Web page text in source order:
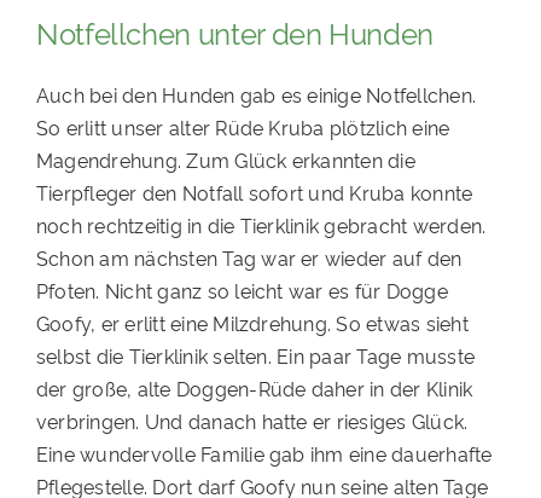
Notfellchen unter den Hunden
Auch bei den Hunden gab es einige Notfellchen.
So erlitt unser alter Rüde Kruba plötzlich eine
Magendrehung. Zum Glück erkannten die
Tierpfleger den Notfall sofort und Kruba konnte
noch rechtzeitig in die Tierklinik gebracht werden.
Schon am nächsten Tag war er wieder auf den
Pfoten. Nicht ganz so leicht war es für Dogge
Goofy, er erlitt eine Milzdrehung. So etwas sieht
selbst die Tierklinik selten. Ein paar Tage musste
der große, alte Doggen-Rüde daher in der Klinik
verbringen. Und danach hatte er riesiges Glück.
Eine wundervolle Familie gab ihm eine dauerhafte
Pflegestelle. Dort darf Goofy nun seine alten Tage